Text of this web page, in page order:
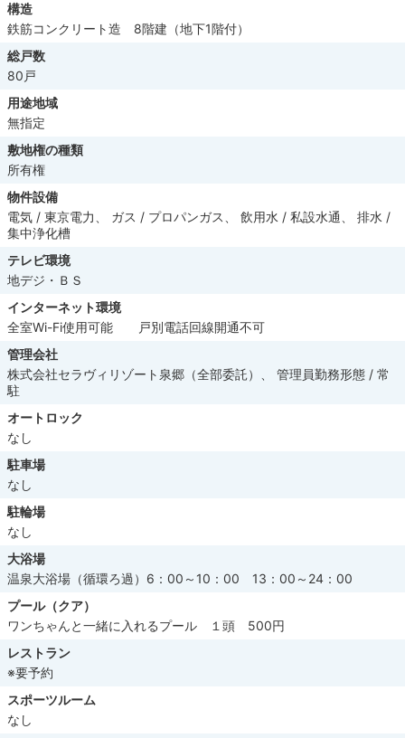
構造
鉄筋コンクリート造 8階建（地下1階付）
総戸数
80戸
用途地域
無指定
敷地権の種類
所有権
物件設備
電気 / 東京電力、 ガス / プロパンガス、 飲用水 / 私設水通、 排水 /
集中浄化槽
テレビ環境
地デジ・ＢＳ
インターネット環境
全室Wi-Fi使用可能 戸別電話回線開通不可
管理会社
株式会社セラヴィリゾート泉郷（全部委託）、 管理員勤務形態 / 常
駐
オートロック
なし
駐車場
なし
駐輪場
なし
大浴場
温泉大浴場（循環ろ過）6：00～10：00 13：00～24：00
プール（クア）
ワンちゃんと一緒に入れるプール １頭 500円
レストラン
※要予約
スポーツルーム
なし